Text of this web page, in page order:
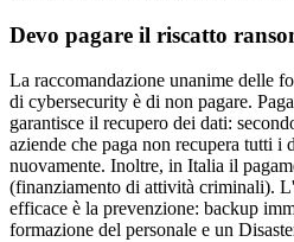
Devo pagare il riscatto
La raccomandazione unanime delle
di cybersecurity è di non pagare.
garantisce il recupero dei dati:
aziende che paga non recupera tutti i
nuovamente. Inoltre, in Italia il
(finanziamento di attività criminali).
efficace è la prevenzione: backup
formazione del personale e un